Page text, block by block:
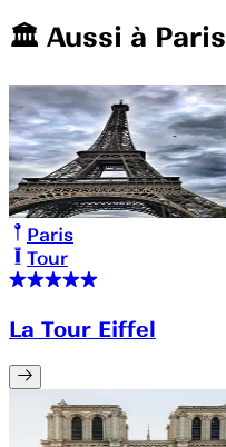
🏛️️ Aussi à Paris
Paris
Tour
La Tour Eiffel